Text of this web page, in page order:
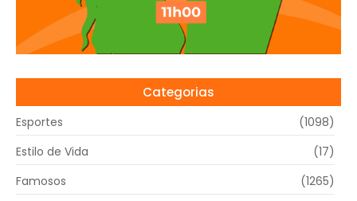
Categorias
Esportes
(1098)
Estilo de Vida
(17)
Famosos
(1265)